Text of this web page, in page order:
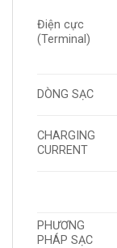
Điện cực
(Terminal)
DÒNG SẠC
CHARGING
CURRENT
PHƯƠNG
PHÁP SẠC